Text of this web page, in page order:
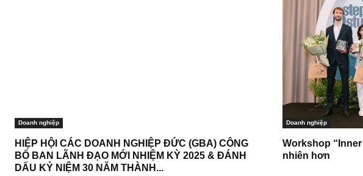
Doanh nghiệp
HIỆP HỘI CÁC DOANH NGHIỆP ĐỨC (GBA) CÔNG
BỐ BAN LÃNH ĐẠO MỚI NHIỆM KỲ 2025 & ĐÁNH
DẤU KỶ NIỆM 30 NĂM THÀNH...
Doanh nghiệp
Workshop
nhiên hơn